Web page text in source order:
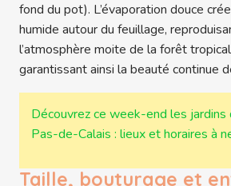
fond du pot). L’évaporation douce
humide autour du feuillage,
l’atmosphère moite de la forêt
garantissant ainsi la beauté continue
Découvrez ce week-end les jardins
Pas-de-Calais : lieux et horaires à
Taille, bouturage et